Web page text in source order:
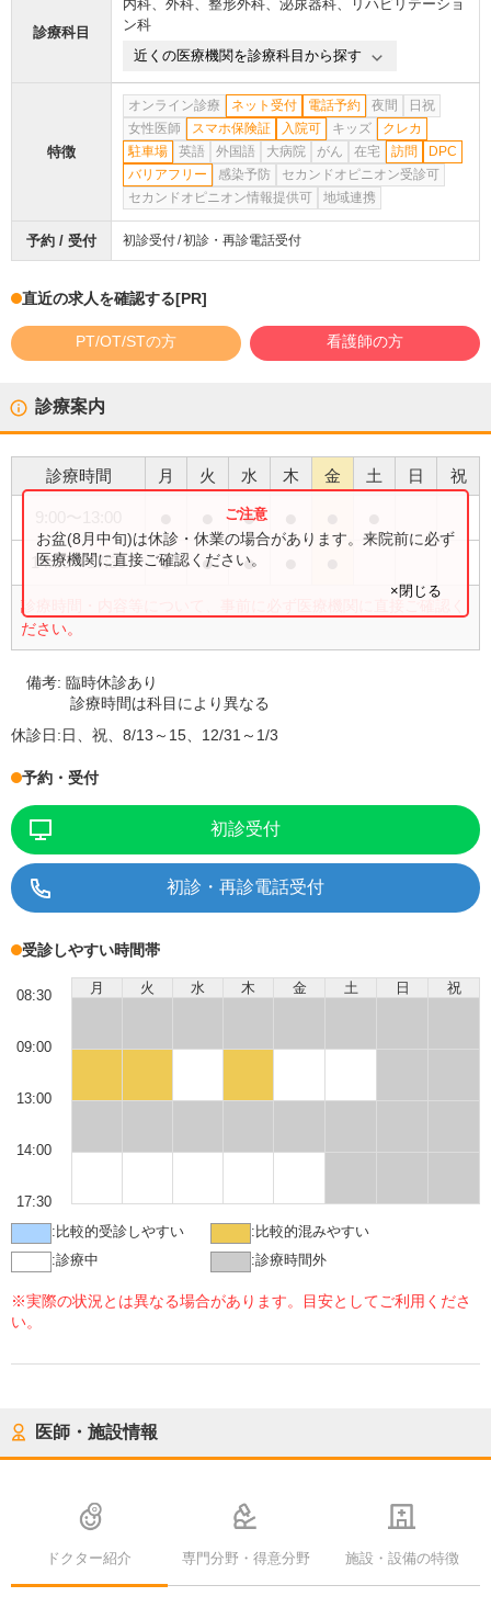
診療科目
内科、 外科、 整形外科、 泌尿器科、
リハビリテーショ
ン科
近くの医療機関を診療科目から探す
特徴
オンライン診療 ネット受付 電話予約 夜間
日祝
女性医師
スマホ保険証 入院可 キッズ
クレカ
駐車場
英語 外国語 大病院 がん 在宅 訪問
DPC
バリアフリー
感染予防
セカンドオピニオン受診可
セカンドオピニオン情報提供可
地域連携
予約 / 受付 初診受付 初診・再診電話受付
直近の求人を確認する[PR]
PT/OT/STの方 看護師の方
診療案内
診療時間 月 火 水 木 金 土 日 祝
●
14:00〜17:30 ● ● ●
診療時間・内容等について、事前に必ず医療機関に直接ご確認く
ださい。
お盆(8月中旬)は休診・休業の場合があります。来院前に必ず
医療機関に直接ご確認ください。
×閉じる
備考:臨時休診あり
診療時間は科目により異なる
休診日:日、祝、8/13～15、12/31～1/3
予約・受付
初診受付
初診・再診電話受付
受診しやすい時間帯
月 火 水 木 金 土 日 祝
08:30
09:00
13:00
14:00
17:30
: 比較的受診しやすい : 比較的混みやすい
:診療中 :診療時間外
※実際の状況とは異なる場合があります。目安としてご利用くださ
い。
医師・施設情報
ドクター紹介 専門分野・得意分野 施設・設備の特徴